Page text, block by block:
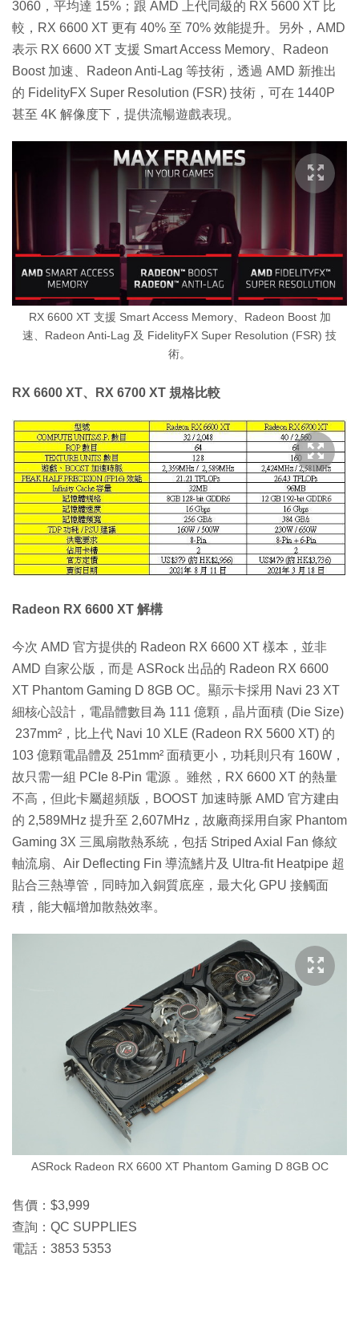
3060，平均達 15%；跟 AMD 上代同級的 RX 5600 XT 比
較，RX 6600 XT 更有 40% 至 70% 效能提升。另外，AMD
表示 RX 6600 XT 支援 Smart Access Memory、Radeon
Boost 加速、Radeon Anti-Lag 等技術，透過 AMD 新推出
的 FidelityFX Super Resolution (FSR) 技術，可在 1440P
甚至 4K 解像度下，提供流暢遊戲表現。
RX 6600 XT 支援 Smart Access Memory、Radeon Boost 加
速、Radeon Anti-Lag 及 FidelityFX Super Resolution (FSR) 技
術。
RX 6600 XT、RX 6700 XT 規格比較
Radeon RX 6600 XT 解構
今次 AMD 官方提供的 Radeon RX 6600 XT 樣本，並非
AMD 自家公版，而是 ASRock 出品的 Radeon RX 6600
XT Phantom Gaming D 8GB OC。顯示卡採用 Navi 23 XT
細核心設計，電晶體數目為 111 億顆，晶片面積 (Die Size)
237mm²，比上代 Navi 10 XLE (Radeon RX 5600 XT) 的
103 億顆電晶體及 251mm² 面積更小，功耗則只有 160W，
故只需一組 PCIe 8-Pin 電源 。雖然，RX 6600 XT 的熱量
不高，但此卡屬超頻版，BOOST 加速時脈 AMD 官方建由
的 2,589MHz 提升至 2,607MHz，故廠商採用自家 Phantom
Gaming 3X 三風扇散熱系統，包括 Striped Axial Fan 條紋
軸流扇、Air Deflecting Fin 導流鰭片及 Ultra-fit Heatpipe 超
貼合三熱導管，同時加入銅質底座，最大化 GPU 接觸面
積，能大幅增加散熱效率。
ASRock Radeon RX 6600 XT Phantom Gaming D 8GB OC
售價：$3,999
查詢：QC SUPPLIES
電話：3853 5353